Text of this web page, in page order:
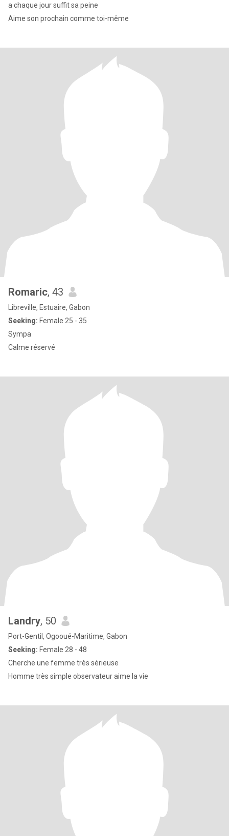
a chaque jour suffit sa peine
Aime son prochain comme toi-même
Romaric, 43
Libreville, Estuaire, Gabon
Seeking: Female 25 - 35
Sympa
Calme réservé
Landry, 50
Port-Gentil, Ogooué-Maritime, Gabon
Seeking: Female 28 - 48
Cherche une femme très sérieuse
Homme très simple observateur aime la vie